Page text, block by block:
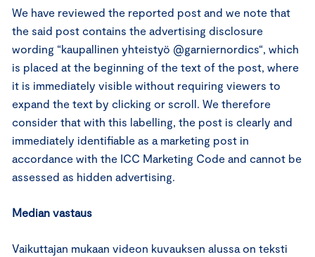
We have reviewed the reported post and we note that
the said post contains the advertising disclosure
wording “kaupallinen yhteistyö @garniernordics“, which
is placed at the beginning of the text of the post, where
it is immediately visible without requiring viewers to
expand the text by clicking or scroll. We therefore
consider that with this labelling, the post is clearly and
immediately identifiable as a marketing post in
accordance with the ICC Marketing Code and cannot be
assessed as hidden advertising.
Median vastaus
Vaikuttajan mukaan videon kuvauksen alussa on teksti